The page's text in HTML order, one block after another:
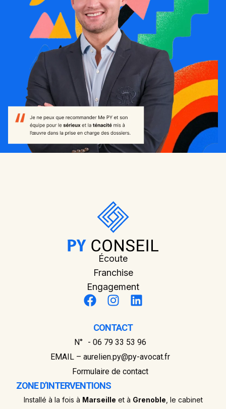
Écoute
Franchise
Engagement
CONTACT
N° - 06 79 33 53 96
EMAIL – aurelien.py@py-avocat.fr
Formulaire de contact
ZONE D’INTERVENTIONS
Installé à la fois à Marseille et à Grenoble , le cabinet